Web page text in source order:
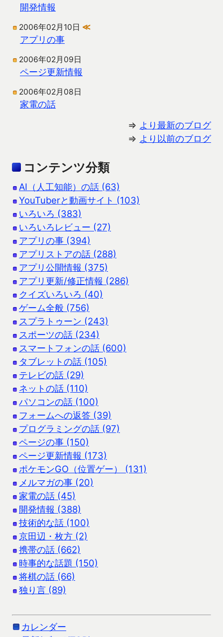
開発情報
2006年02月10日 ≪
アプリの事
2006年02月09日
ページ更新情報
2006年02月08日
家電の話
⇒ より最新のブログ
⇒ より以前のブログ
コンテンツ分類
AI（人工知能）の話 (63)
YouTuberと動画サイト (103)
いろいろ (383)
いろいろレビュー (27)
アプリの事 (394)
アプリストアの話 (288)
アプリ公開情報 (375)
アプリ更新/修正情報 (286)
クイズいろいろ (40)
ゲーム全般 (756)
スプラトゥーン (243)
スポーツの話 (234)
スマートフォンの話 (600)
タブレットの話 (105)
テレビの話 (29)
ネットの話 (110)
パソコンの話 (100)
フォームへの返答 (39)
プログラミングの話 (97)
ページの事 (150)
ページ更新情報 (173)
ポケモンGO（位置ゲー） (131)
メルマガの事 (20)
家電の話 (45)
開発情報 (388)
技術的な話 (100)
京田辺・枚方 (2)
携帯の話 (662)
時事的な話題 (150)
将棋の話 (66)
独り言 (89)
カレンダー